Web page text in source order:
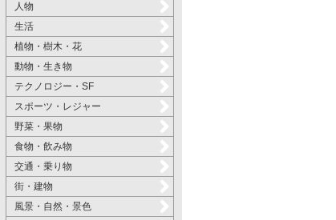
人物
生活
植物・樹木・花
動物・生き物
テクノロジー・SF
スポーツ・レジャー
野菜・果物
食物・飲み物
交通・乗り物
街・建物
風景・自然・景色